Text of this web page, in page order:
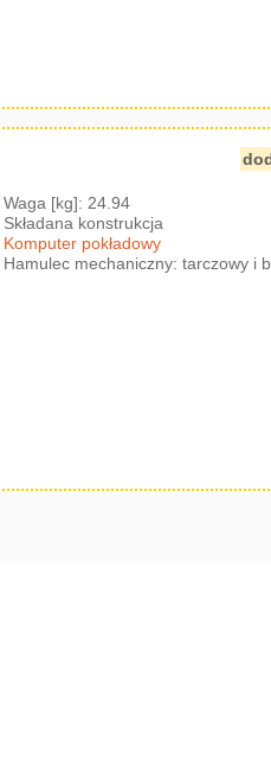
Waga [kg]: 24.94
Składana konstrukcja
Komputer pokładowy
Hamulec mechaniczny: tarczowy i